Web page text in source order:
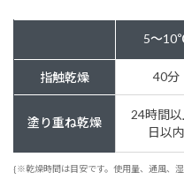
5～
指触乾燥 40分
塗り重ね乾燥
24時間
日以内
{※乾燥時間は目安です。使用量、通風、